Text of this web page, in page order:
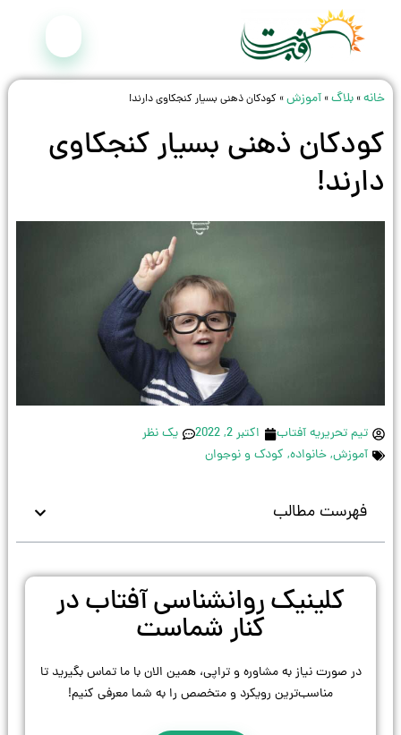
خانه» بلاگ» آموزش» کودکان ذهنی بسیار کنجکاوی دارند!
کودکان ذهنی بسیار کنجکاوی
دارند!
تیم تحریریه آفتاب اکتبر 2, 2022
یک نظر
آموزش,خانواده, کودک و نوجوان
فهرست مطالب
کلینیک روانشناسی آفتاب در
کنار شماست
در صورت نیاز به مشاوره و تراپی، همین الان با ما تماس بگیرید تا
مناسب‌ترین رویکرد و متخصص را به شما معرفی کنیم!